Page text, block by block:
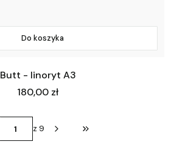
Do koszyka
Butt - linoryt A3
Cena
180,00 zł
z 9 Przejdź do ostatniej